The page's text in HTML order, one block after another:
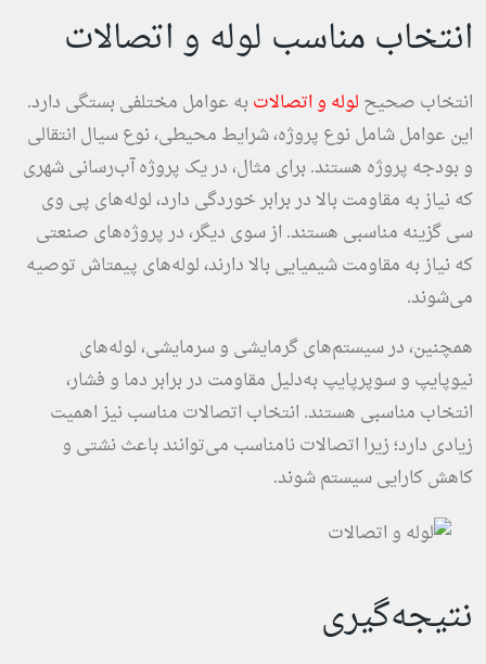
انتخاب مناسب لوله و اتصالات
انتخاب صحیح لوله و اتصالات به عوامل مختلفی بستگی دارد.
این عوامل شامل نوع پروژه، شرایط محیطی، نوع سیال انتقالی
و بودجه پروژه هستند. برای مثال، در یک پروژه آب‌رسانی شهری
که نیاز به مقاومت بالا در برابر خوردگی دارد، لوله‌های پی وی
سی گزینه مناسبی هستند. از سوی دیگر، در پروژه‌های صنعتی
که نیاز به مقاومت شیمیایی بالا دارند، لوله‌های پیمتاش توصیه
می‌شوند.
همچنین، در سیستم‌های گرمایشی و سرمایشی، لوله‌های
نیوپایپ و سوپرپایپ به‌دلیل مقاومت در برابر دما و فشار،
انتخاب مناسبی هستند. انتخاب اتصالات مناسب نیز اهمیت
زیادی دارد؛ زیرا اتصالات نامناسب می‌توانند باعث نشتی و
کاهش کارایی سیستم شوند.
نتیجه‌گیری